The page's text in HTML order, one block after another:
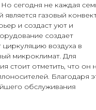
сегодня не каждая
газовый
и создаст уют и
создает
воздуха в
микроклимат. Для
стоит отметить, что он
Благодаря
обслуживания